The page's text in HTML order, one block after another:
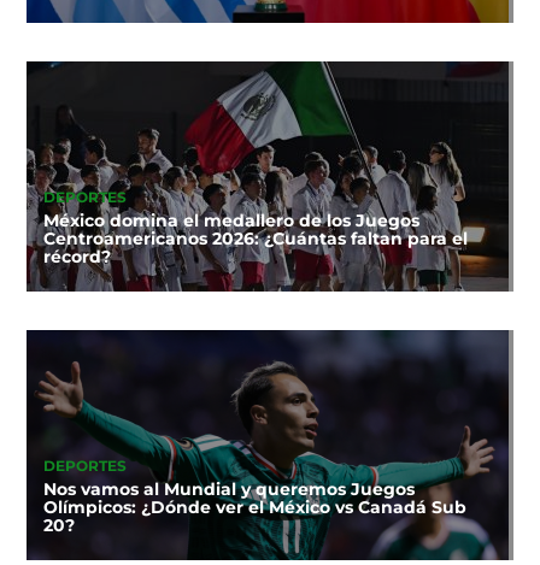
DEPORTES
México domina el medallero de los Juegos
Centroamericanos 2026: ¿Cuántas faltan para el
récord?
DEPORTES
Nos vamos al Mundial y queremos Juegos
Olímpicos: ¿Dónde ver el México vs Canadá Sub
20?